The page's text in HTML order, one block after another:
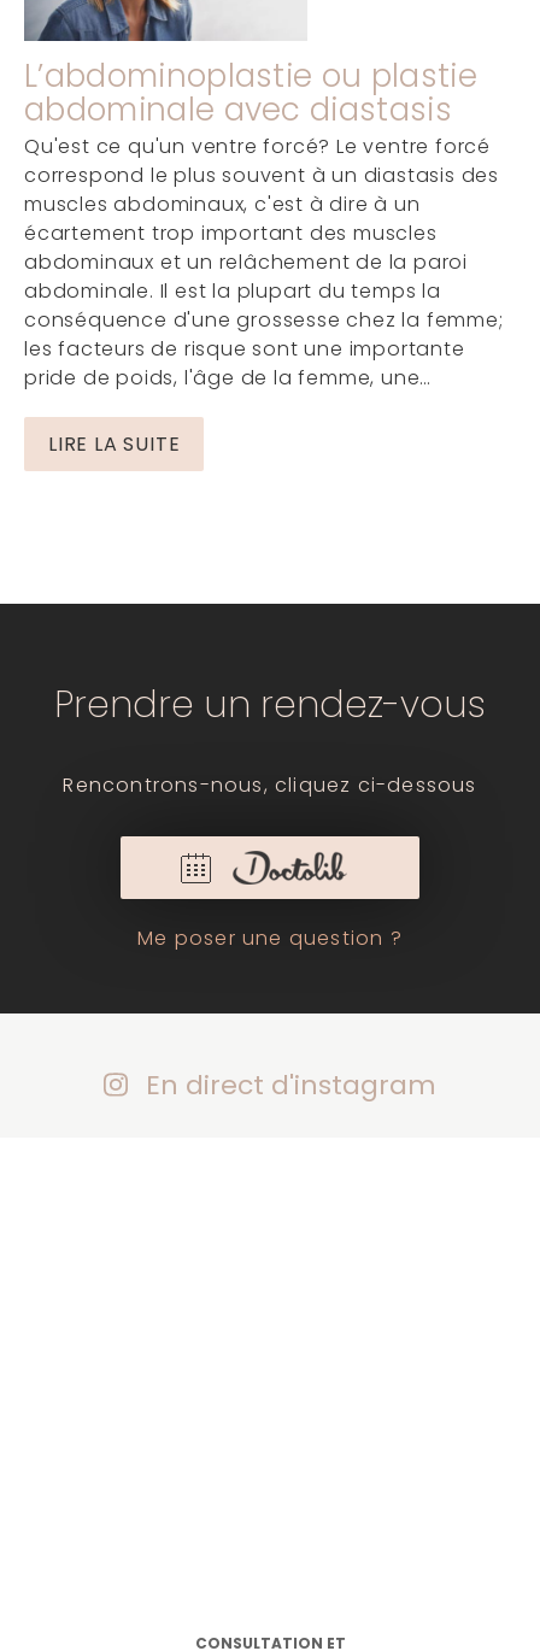
L’abdominoplastie ou plastie
abdominale avec diastasis
Qu'est ce qu'un ventre forcé? Le ventre forcé
correspond le plus souvent à un diastasis des
muscles abdominaux, c'est à dire à un
écartement trop important des muscles
abdominaux et un relâchement de la paroi
abdominale. Il est la plupart du temps la
conséquence d'une grossesse chez la femme;
les facteurs de risque sont une importante
pride de poids, l'âge de la femme, une…
LIRE LA SUITE
Prendre un rendez-vous
Rencontrons-nous, cliquez ci-dessous
Me poser une question ?
En direct d'instagram
CONSULTATION ET